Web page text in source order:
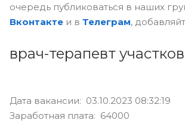
очередь публиковаться в наших
Вконтакте и в Телеграм,
врач-терапевт
Дата вакансии: 03.10.2023 08:32:19
Заработная плата: 64000